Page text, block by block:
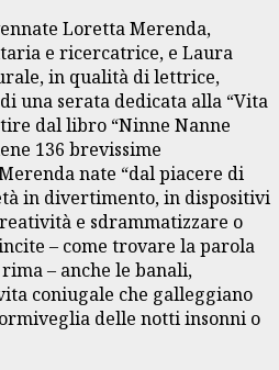
Loretta Merenda,
e ricercatrice, e Laura
in qualità di lettrice,
una serata dedicata alla “Vita
dal libro “Ninne Nanne
136 brevissime
nate “dal piacere di
in divertimento, in dispositivi
e sdrammatizzare o
– come trovare la parola
– anche le banali,
coniugale che galleggiano
delle notti insonni o